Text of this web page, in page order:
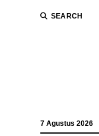
SEARCH
7 Agustus 2026